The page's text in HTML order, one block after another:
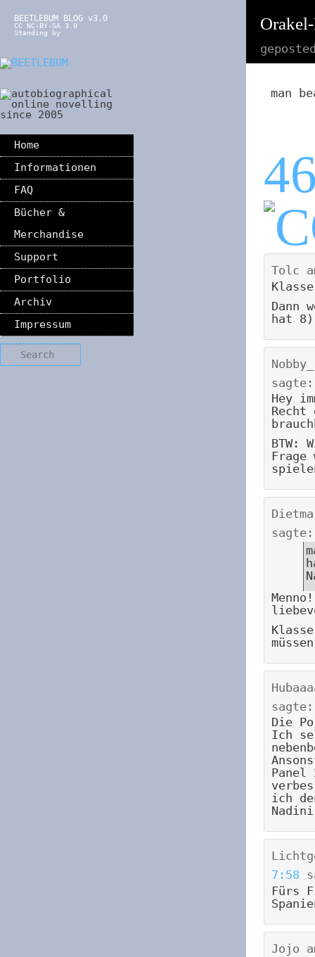
BEETLEBUM BLOG v3.0
CC NC-BY-SA 3.0
Standing by
Home
Informationen
FAQ
Bücher &
Merchandise
Support
Portfolio
Archiv
Impressum
Search
man
Tolc
Dann
hat 8)
sagte:
Hey
BTW:
sagte:
sagte:
Die
Ich
ich
7:58
Fürs
Jojo